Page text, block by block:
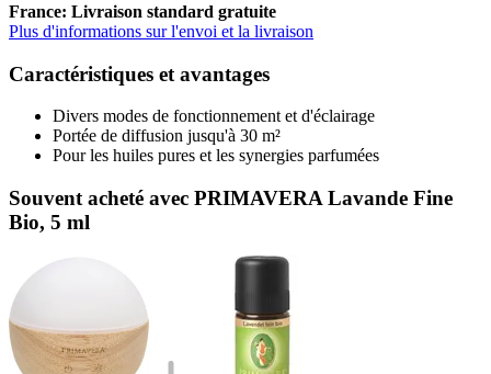
France: Livraison standard gratuite
Plus d'informations sur l'envoi et la livraison
Caractéristiques et avantages
Divers modes de fonctionnement et d'éclairage
Portée de diffusion jusqu'à 30 m²
Pour les huiles pures et les synergies parfumées
Souvent acheté avec PRIMAVERA Lavande Fine
Bio, 5 ml